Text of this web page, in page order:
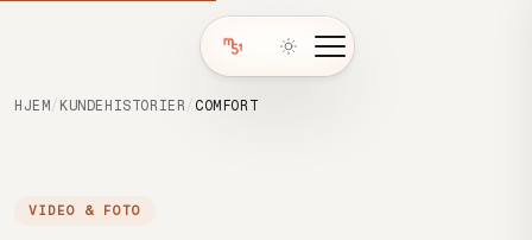
HJEM / KUNDEHISTORIER / COMFORT
VIDEO & FOTO